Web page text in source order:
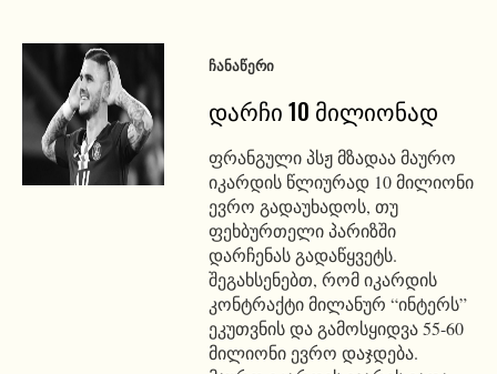
ᲩᲐᲜᲐᲬᲔᲠᲘ
დარჩი 10 მილიონად
ფრანგული პსჟ მზადაა მაურო
იკარდის წლიურად 10 მილიონი
ევრო გადაუხადოს, თუ
ფეხბურთელი პარიზში
დარჩენას გადაწყვეტს.
შეგახსენებთ, რომ იკარდის
კონტრაქტი მილანურ “ინტერს”
ეკუთვნის და გამოსყიდვა 55-60
მილიონი ევრო დაჯდება.